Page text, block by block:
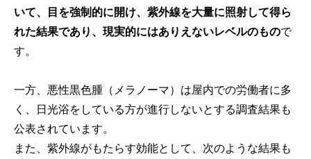
いて、目を強制的に開け、紫外線を大量に照射して得ら
れた結果であり、現実的にはありえないレベルのもので
す。
一方、悪性黒色腫（メラノーマ）は屋内での労働者に多
く、日光浴をしている方が進行しないとする調査結果も
公表されています。
また、紫外線がもたらす効能として、次のような結果も